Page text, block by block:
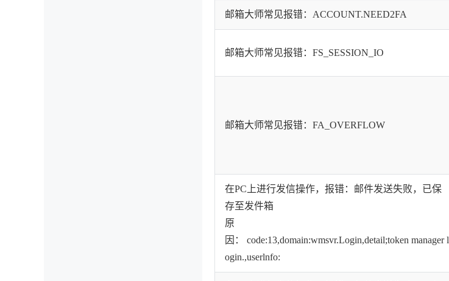
邮箱大师常见报错：ACCOUNT.NEED2FA
邮箱大师常见报错：FS_SESSION_IO​
邮箱大师常见报错：FA_OVERFLOW
在PC上进行发信操作，报错：邮件发送失败，已保
存至发件箱
原
因： code:13,domain:wmsvr.Login,detail;token manager l
ogin.,userlnfo: